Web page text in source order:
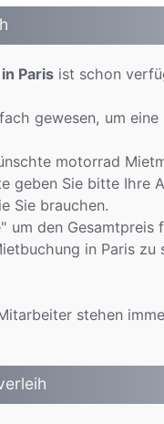
Parisist schon
gewesen, um
motorrad
geben Sie bitte Ihre
Sie brauchen.
um den
in Paris
stehen